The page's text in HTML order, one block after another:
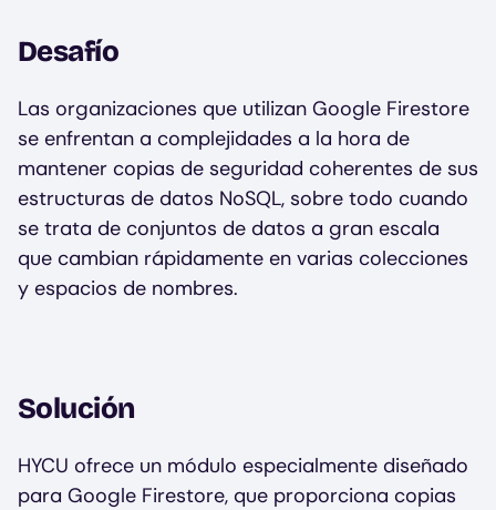
Desafío
Las organizaciones que utilizan Google Firestore
se enfrentan a complejidades a la hora de
mantener copias de seguridad coherentes de sus
estructuras de datos NoSQL, sobre todo cuando
se trata de conjuntos de datos a gran escala
que cambian rápidamente en varias colecciones
y espacios de nombres.
Solución
HYCU ofrece un módulo especialmente diseñado
para Google Firestore, que proporciona copias